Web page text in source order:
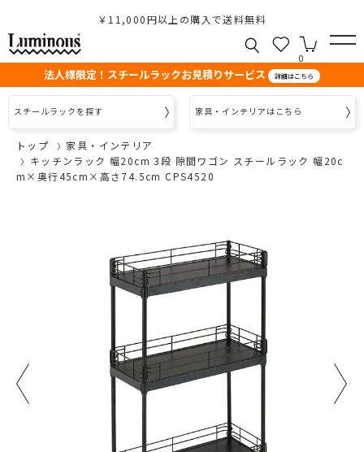
￥11,000円以上の購入で送料無料
0
法人様限定！スチールラックお見積りサービス 詳細はこちら
スチールラックを探す 家具・インテリアはこちら
トップ
家具・インテリア
キッチンラック 幅20cm 3段 隙間ワゴン スチールラック 幅20c
m×奥行45cm×高さ74.5cm CPS4520